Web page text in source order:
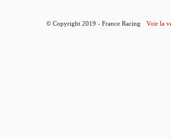
© Copyright 2019 - France Racing Voir la